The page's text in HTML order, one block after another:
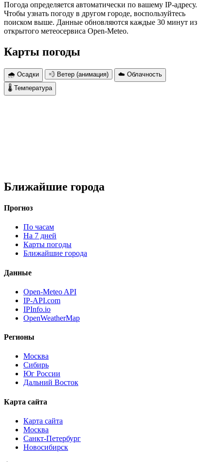
Погода определяется автоматически по вашему IP-адресу.
Чтобы узнать погоду в другом городе, воспользуйтесь
поиском выше. Данные обновляются каждые 30 минут из
открытого метеосервиса Open-Meteo.
Карты погоды
🌧 Осадки 💨 Ветер (анимация)
☁️ Облачность
🌡 Температура
Ближайшие города
Прогноз
По часам
На 7 дней
Карты погоды
Ближайшие города
Данные
Open-Meteo API
IP-API.com
IPInfo.io
OpenWeatherMap
Регионы
Москва
Сибирь
Юг России
Дальний Восток
Карта сайта
Карта сайта
Москва
Санкт-Петербург
Новосибирск